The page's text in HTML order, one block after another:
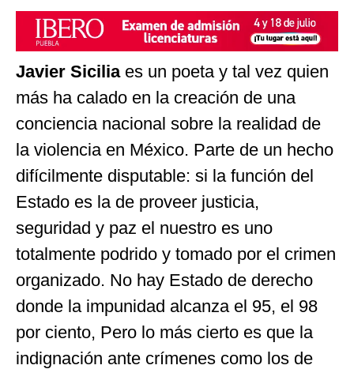
Javier Siciliaes un poeta y tal vez quien
más ha calado en la creación de una
conciencia nacional sobre la realidad de
la violencia en México. Parte de un hecho
difícilmente disputable: si la función del
Estado es la de proveer justicia,
seguridad y paz el nuestro es uno
totalmente podrido y tomado por el crimen
organizado. No hay Estado de derecho
donde la impunidad alcanza el 95, el 98
por ciento, Pero lo más cierto es que la
indignación ante crímenes como los de